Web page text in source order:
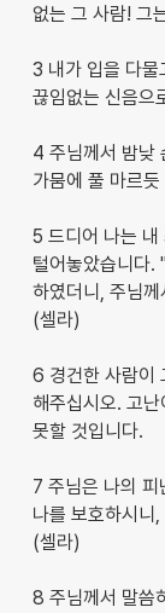
없는 그 사람! 그
3 내가 입을 다물
끊임없는 신음으
4 주님께서 밤낮
가뭄에 풀 마르
5 드디어 나는 내
털어놓았습니다.
하였더니, 주님
(셀라)
6 경건한 사람이
해주십시오. 고
못할 것입니다.
7 주님은 나의 피
나를 보호하시니
(셀라)
8 주님께서 말씀